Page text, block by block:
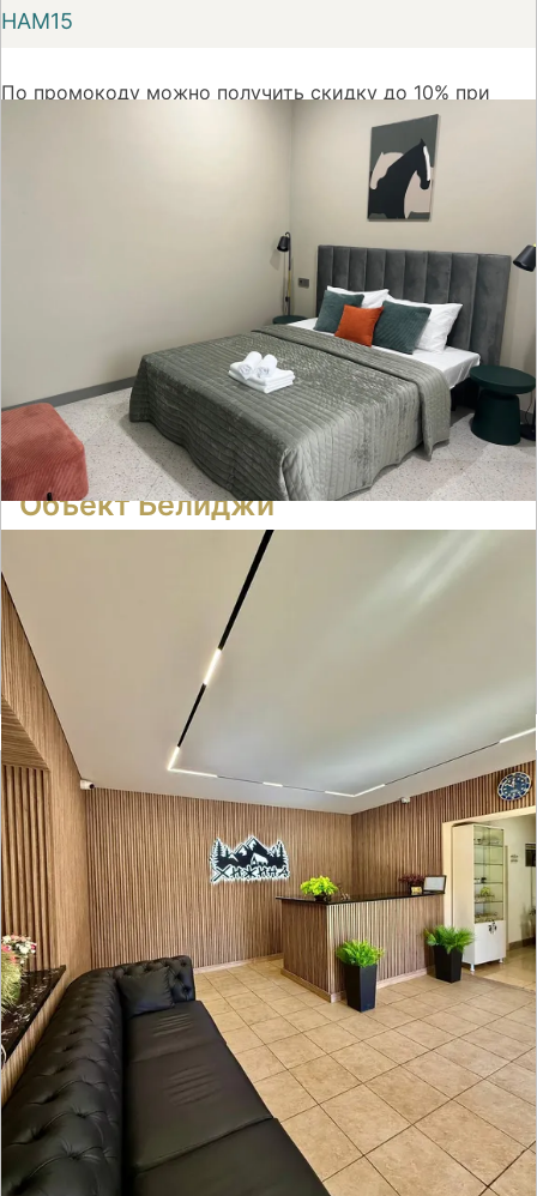
НАМ15
По промокоду можно получить скидку до 10% при
первом бронировании номера на сайте Суточно.ру
Объект Белиджи
● 4 номера
Время выселения:
14:00
Подробнее ➝
Объект Бутик-отель Хижина
Отзывов нет
● 8 номеров
Время заселения: